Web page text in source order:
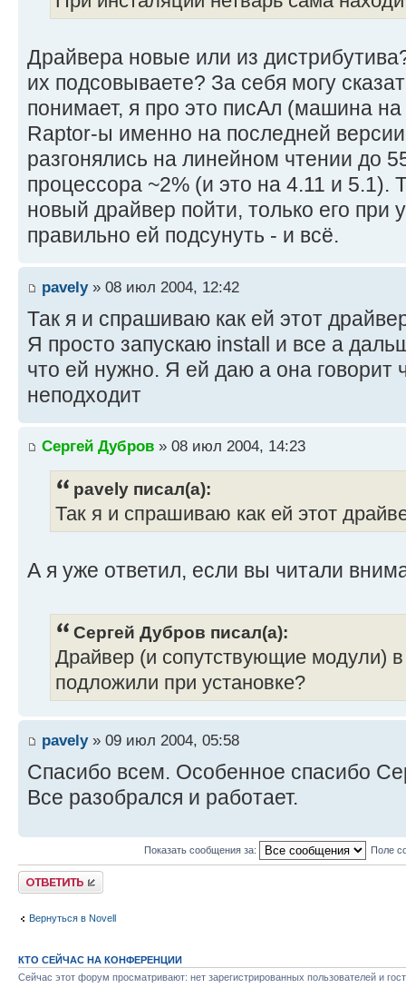
Драйвера новые или из
их подсовываете? За себя могу
понимает, я про это писАл (машина на
Raptor-ы именно на последней
разгонялись на линейном чтении до
процессора ~2% (и это на 4.11 и 5.1).
новый драйвер пойти, только его при
правильно ей подсунуть - и всё.
pavely» 08 июл 2004, 12:42
Так я и спрашиваю как ей этот
Я просто запускаю install и все а
что ей нужно. Я ей даю а она говорит
неподходит
Сергей Дубров » 08 июл 2004, 14:23
pavely писал(а):
Так я и спрашиваю как ей этот
А я уже ответил, если вы читали
Сергей Дубров писал(а):
Драйвер (и сопутствующие модули)
подложили при установке?
pavely» 09 июл 2004, 05:58
Спасибо всем. Особенное спасибо
Все разобрался и работает.
Показать сообщения за: Поле
Ответить
Вернуться в Novell
КТО СЕЙЧАС НА КОНФЕРЕНЦИИ
Сейчас этот форум просматривают: нет зарегистрированных пользователей и